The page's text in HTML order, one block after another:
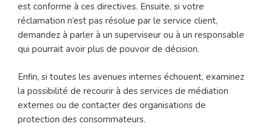
est conforme à ces directives. Ensuite, si votre
réclamation n’est pas résolue par le service client,
demandez à parler à un superviseur ou à un responsable
qui pourrait avoir plus de pouvoir de décision.
Enfin, si toutes les avenues internes échouent, examinez
la possibilité de recourir à des services de médiation
externes ou de contacter des organisations de
protection des consommateurs.